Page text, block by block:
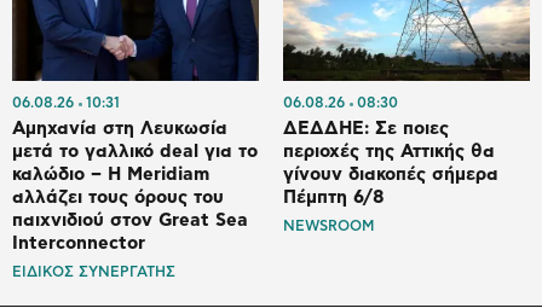
06.08.26 10:31
Αμηχανία στη Λευκωσία
μετά το γαλλικό deal για το
καλώδιο – Η Meridiam
αλλάζει τους όρους του
παιχνιδιού στον Great Sea
Interconnector
ΕΙΔΙΚΟΣ ΣΥΝΕΡΓΑΤΗΣ
06.08.26 08:30
ΔΕΔΔΗΕ: Σε ποιες
περιοχές της Αττικής θα
γίνουν διακοπές σήμερα
Πέμπτη 6/8
NEWSROOM